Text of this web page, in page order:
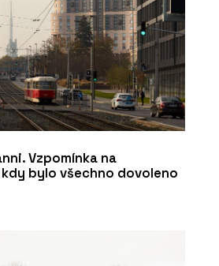
Vzpomínka na
bylo všechno dovoleno